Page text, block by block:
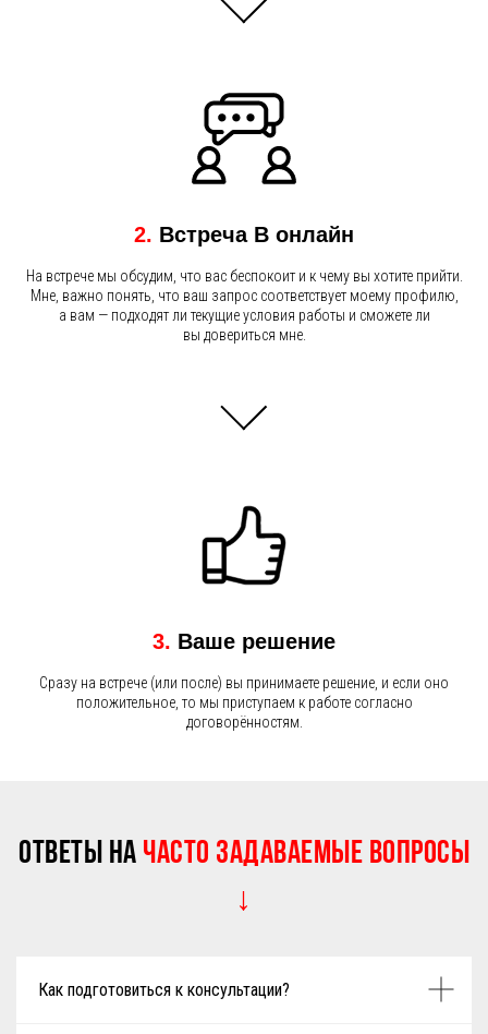
2. Встреча В онлайн
На встрече мы обсудим, что вас беспокоит и к чему вы хотите прийти.
Мне, важно понять, что ваш запрос соответствует моему профилю,
а вам — подходят ли текущие условия работы и сможете ли
вы довериться мне.
3. Ваше решение
Сразу на встрече (или после) вы принимаете решение, и если оно
положительное, то мы приступаем к работе согласно
договорённостям.
Ответы на часто задаваемые вопросы
↓
Как подготовиться к консультации?